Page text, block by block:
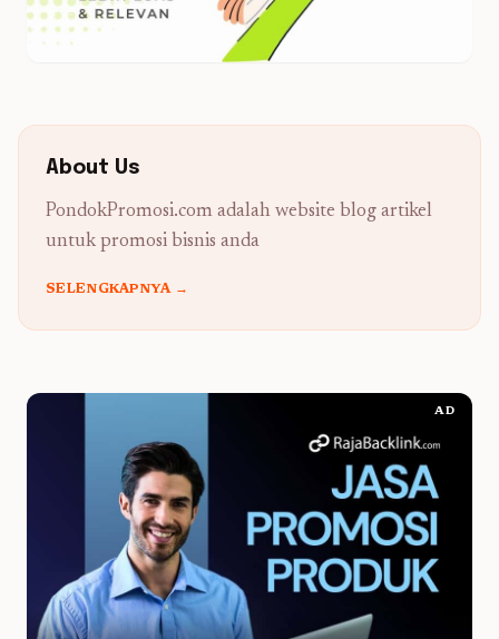
About Us
PondokPromosi.com adalah website blog artikel
untuk promosi bisnis anda
SELENGKAPNYA →
AD